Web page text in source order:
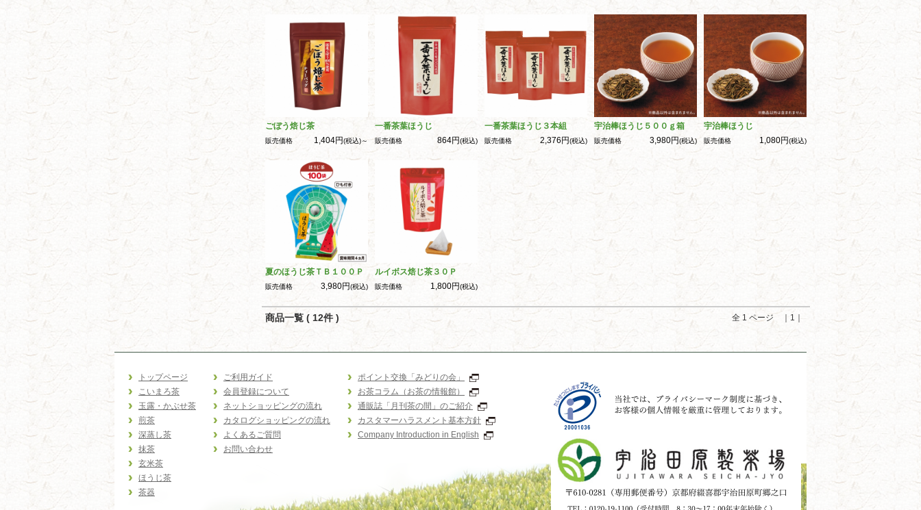
ごぼう焙じ茶
販売価格 1,404円(税込)～
一番茶葉ほうじ
販売価格 864円(税込)
一番茶葉ほうじ３本組
販売価格 2,376円(税込)
宇治棒ほうじ５００ｇ箱
販売価格 3,980円(税込)
宇治棒ほうじ
販売価格 1,080円(税込)
夏のほうじ茶ＴＢ１００Ｐ
販売価格 3,980円(税込)
ルイボス焙じ茶３０Ｐ
販売価格 1,800円(税込)
商品一覧 ( 12件 ) 全 1 ページ ｜1｜
トップページ
こいまろ茶
玉露・かぶせ茶
煎茶
深蒸し茶
抹茶
玄米茶
ほうじ茶
茶器
ご利用ガイド
会員登録について
ネットショッピングの流れ
カタログショッピングの流れ
よくあるご質問
お問い合わせ
ポイント交換「みどりの会」
お茶コラム（お茶の情報館）
通販誌「月刊茶の間」のご紹介
カスタマーハラスメント基本方針
Company Introduction in English